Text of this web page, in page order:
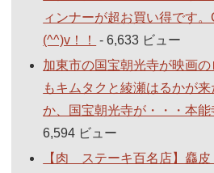
ィンナーが超お買い得です。
(^^)v！！
- 6,633 ビュー
加東市の国宝朝光寺が映画
もキムタクと綾瀬はるかが
か、国宝朝光寺が・・・本
6,594 ビュー
【肉 ステーキ百名店】麤